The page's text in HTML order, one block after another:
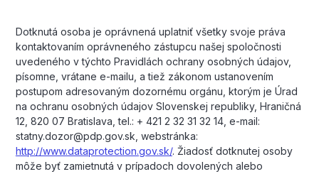
Dotknutá osoba je oprávnená uplatniť všetky svoje práva
kontaktovaním oprávneného zástupcu našej spoločnosti
uvedeného v týchto Pravidlách ochrany osobných údajov,
písomne, vrátane e-mailu, a tiež zákonom ustanovením
postupom adresovaným dozornému orgánu, ktorým je Úrad
na ochranu osobných údajov Slovenskej republiky, Hraničná
12, 820 07 Bratislava, tel.: + 421 2 32 31 32 14, e-mail:
statny.dozor@pdp.gov.sk, webstránka:
http://www.dataprotection.gov.sk/. Žiadosť dotknutej osoby
môže byť zamietnutá v prípadoch dovolených alebo